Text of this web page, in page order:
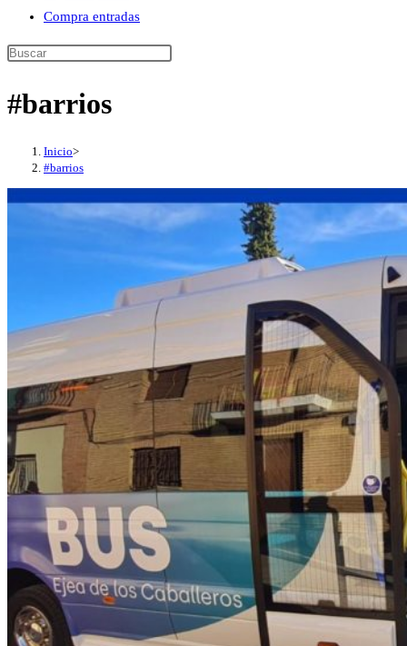
Compra entradas
Buscar
esta
#barrios
Inicio>
#barrios